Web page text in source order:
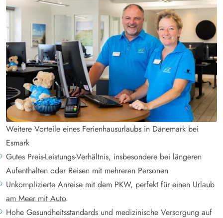
Weitere Vorteile eines Ferienhausurlaubs in Dänemark bei
Esmark
Gutes Preis-Leistungs-Verhältnis, insbesondere bei längeren
Aufenthalten oder Reisen mit mehreren Personen
Unkomplizierte Anreise mit dem PKW, perfekt für einen Urlaub
am Meer mit Auto.
Hohe Gesundheitsstandards und medizinische Versorgung auf